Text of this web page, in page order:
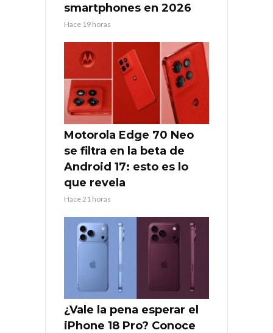
smartphones en 2026
Hace 19 horas
Motorola Edge 70 Neo
se filtra en la beta de
Android 17: esto es lo
que revela
Hace 21 horas
¿Vale la pena esperar el
iPhone 18 Pro? Conoce